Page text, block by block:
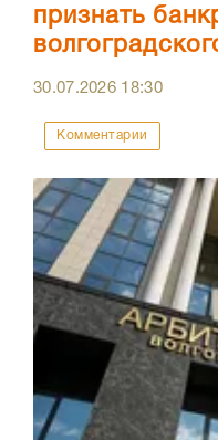
признать
30.07.2026 18:30
Комментарии